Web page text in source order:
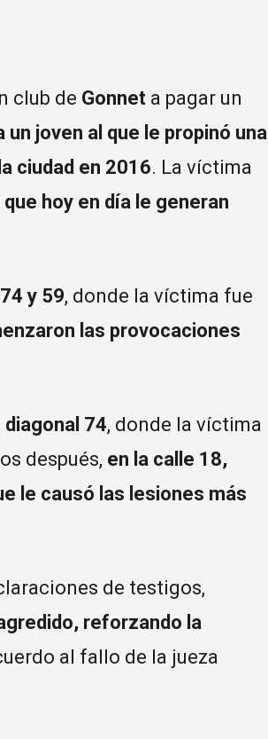
club de Gonnet a pagar un
joven al que le propinó una
ciudad en 2016. La víctima
hoy en día le generan
y 59, donde la víctima fue
las provocaciones
diagonal 74, donde la víctima
después, en la calle 18,
le causó las lesiones más
de testigos,
reforzando la
al fallo de la jueza